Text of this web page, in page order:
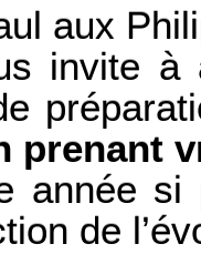
aux
invite
prenant
année si
de